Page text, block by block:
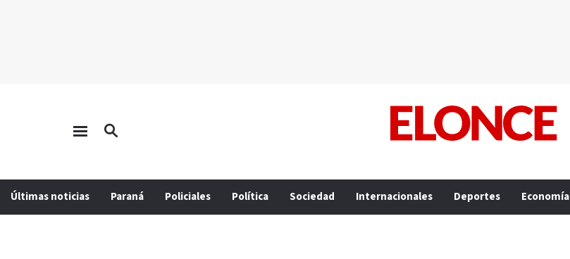
Últimas noticias Paraná Policiales Política Sociedad Internacionales Deportes Economía